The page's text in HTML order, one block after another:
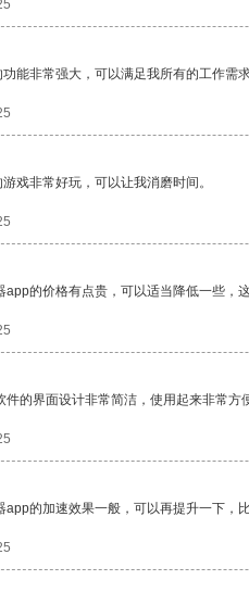
能非常强大，可以满足我所有的工作需
戏非常好玩，可以让我消磨时间。
app的价格有点贵，可以适当降低一些，
件的界面设计非常简洁，使用起来非常方
app的加速效果一般，可以再提升一下，